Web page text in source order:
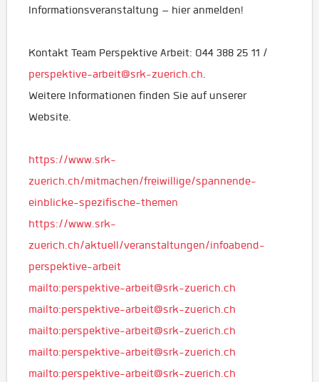
Informationsveranstaltung – hier anmelden!
Kontakt Team Perspektive Arbeit: 044 388 25 11 /
perspektive-arbeit@srk-zuerich.ch
Weitere Informationen finden Sie auf unserer
Website.
https://www.srk-
zuerich.ch/mitmachen/freiwillige/spannende-
einblicke-spezifische-themen
https://www.srk-
zuerich.ch/aktuell/veranstaltungen/infoabend-
perspektive-arbeit
mailto:perspektive-arbeit@srk-zuerich.ch
mailto:perspektive-arbeit@srk-zuerich.ch
mailto:perspektive-arbeit@srk-zuerich.ch
mailto:perspektive-arbeit@srk-zuerich.ch
mailto:perspektive-arbeit@srk-zuerich.ch